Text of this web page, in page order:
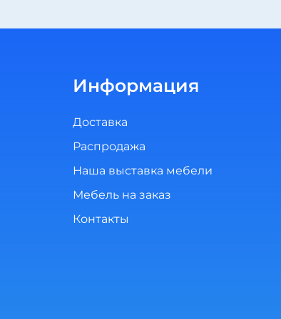
Информация
Доставка
Распродажа
Наша выставка мебели
Мебель на заказ
Контакты